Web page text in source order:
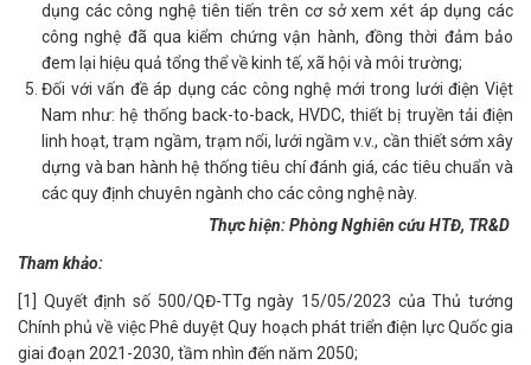
dụng các công nghệ tiên tiến trên cơ sở xem xét áp dụng các
công nghệ đã qua kiểm chứng vận hành, đồng thời đảm bảo
đem lại hiệu quả tổng thể về kinh tế, xã hội và môi trường;
Đối với vấn đề áp dụng các công nghệ mới trong lưới điện Việt
Nam như: hệ thống back-to-back, HVDC, thiết bị truyền tải điện
linh hoạt, trạm ngầm, trạm nổi, lưới ngầm v.v., cần thiết sớm xây
dựng và ban hành hệ thống tiêu chí đánh giá, các tiêu chuẩn và
các quy định chuyên ngành cho các công nghệ này.
Thực hiện: Phòng Nghiên cứu HTĐ, TR&D
Tham khảo:
[1] Quyết định số 500/QĐ-TTg ngày 15/05/2023 của Thủ tướng
Chính phủ về việc Phê duyệt Quy hoạch phát triển điện lực Quốc gia
giai đoạn 2021-2030, tầm nhìn đến năm 2050;